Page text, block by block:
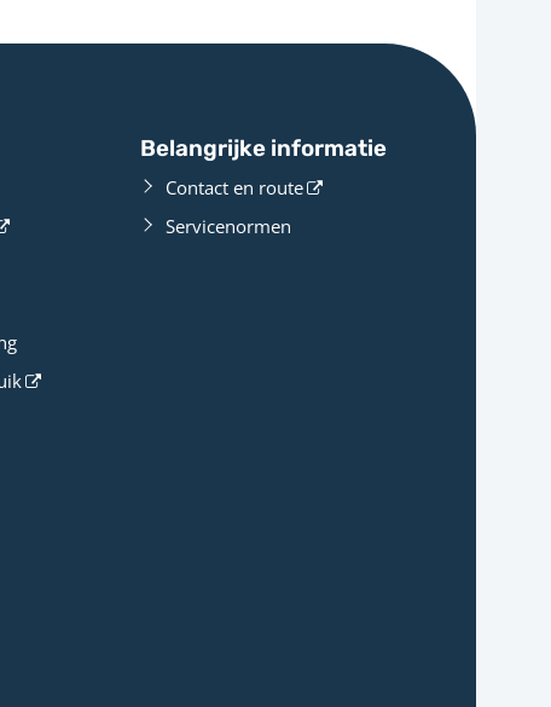
Belangrijke informatie
Contact en route
Servicenormen